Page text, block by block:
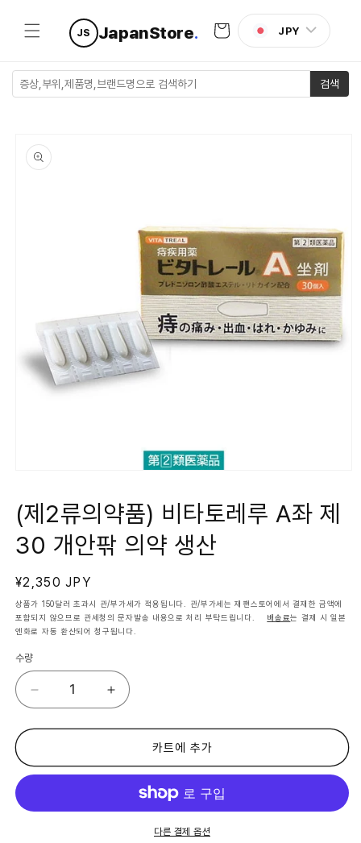
건너뛰기
JS JapanStore.
트
JPY
검색
로 건너뛰
기
서
미
디
어
열
(제2류의약품) 비타토레루 A좌 제
30 개안팎 의약 생산
정
가
¥2,350 JPY
상품가 150달러 초과시 관/부가세가 적용됩니다. 관/부가세는 재팬스토어에서 결재한 금액에
포함되지 않으므로 관세청의 문자발송 내용으로 처리 부탁드립니다. 배송료는 결제 시 일본
엔화로 자동 환산되어 청구됩니다.
수량
2
류
약
타
(제
2
류
약
타
카트에 추가
다른 결제 옵션